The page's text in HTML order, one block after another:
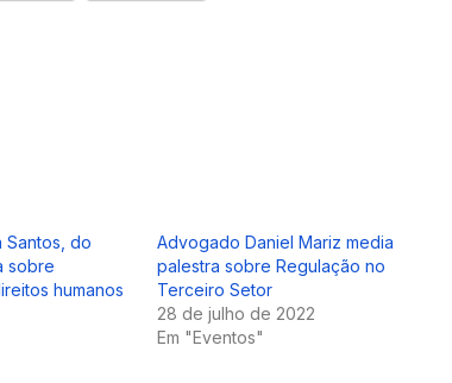
Santos, do
sobre
humanos
Advogado Daniel Mariz media
palestra sobre Regulação no
Terceiro Setor
28 de julho de 2022
Em "Eventos"